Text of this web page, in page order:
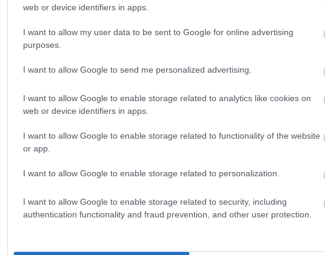
web or device identifiers in apps.
I want to allow my user data to be sent to Google for online advertising
purposes.
I want to allow Google to send me personalized advertising.
I want to allow Google to enable storage related to analytics like cookies on
web or device identifiers in apps.
I want to allow Google to enable storage related to functionality of the website
or app.
I want to allow Google to enable storage related to personalization.
I want to allow Google to enable storage related to security, including
authentication functionality and fraud prevention, and other user protection.
----------------------------------